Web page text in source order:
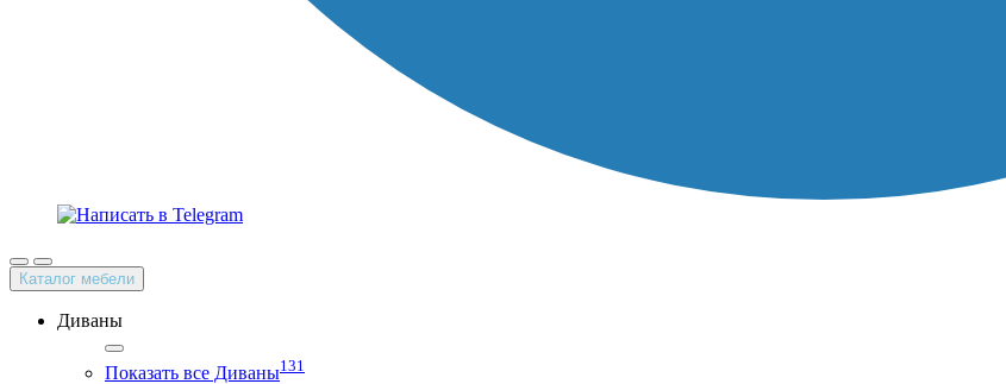
Каталог мебели
Диваны
Показать все Диваны131